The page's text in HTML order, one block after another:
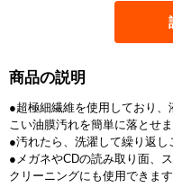
商品の説明
●超極細繊維を使用しており
こい油膜汚れを簡単に落とせま
●汚れたら、洗濯して繰り返し
●メガネやCDの読み取り面、
クリーニングにも使用できます